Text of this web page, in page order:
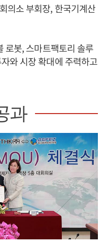
의소 부회장, 한국기계산
로봇, 스마트팩토리 솔루
와 시장 확대에 주력하고
과